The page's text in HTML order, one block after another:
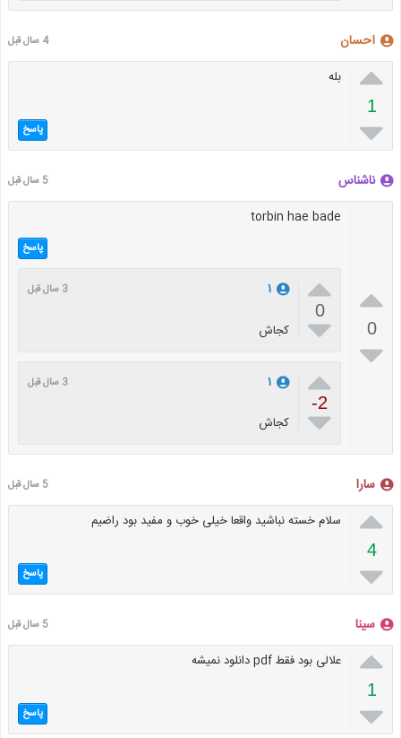
احسان 4 سال قبل

1

بله
پاسخ
ناشناس 5 سال قبل

0

torbin hae bade
پاسخ

0

۱ 3 سال قبل
کجاش

-2

۱ 3 سال قبل
کجاش
سارا 5 سال قبل

4

سلام خسته نباشید واقعا خیلی خوب و مفید بود راضیم
پاسخ
سینا 5 سال قبل

1

علالی بود فقط pdf دانلود نمیشه
پاسخ